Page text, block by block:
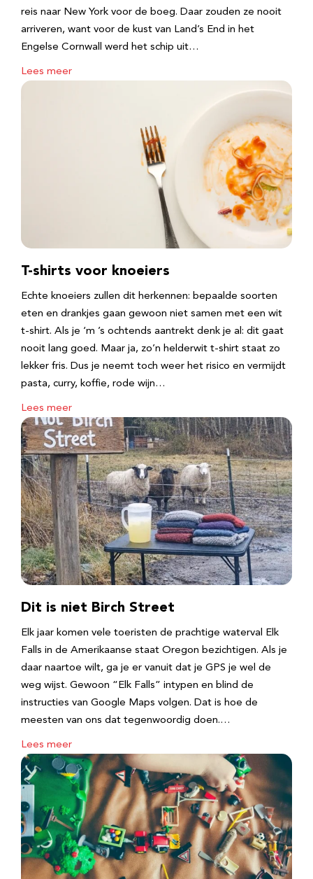
reis naar New York voor de boeg. Daar zouden ze nooit
arriveren, want voor de kust van Land’s End in het
Engelse Cornwall werd het schip uit…
Lees meer
T-shirts voor knoeiers
Echte knoeiers zullen dit herkennen: bepaalde soorten
eten en drankjes gaan gewoon niet samen met een wit
t-shirt. Als je ‘m ’s ochtends aantrekt denk je al: dit gaat
nooit lang goed. Maar ja, zo’n helderwit t-shirt staat zo
lekker fris. Dus je neemt toch weer het risico en vermijdt
pasta, curry, koffie, rode wijn…
Lees meer
Dit is niet Birch Street
Elk jaar komen vele toeristen de prachtige waterval Elk
Falls in de Amerikaanse staat Oregon bezichtigen. Als je
daar naartoe wilt, ga je er vanuit dat je GPS je wel de
weg wijst. Gewoon “Elk Falls” intypen en blind de
instructies van Google Maps volgen. Dat is hoe de
meesten van ons dat tegenwoordig doen.…
Lees meer